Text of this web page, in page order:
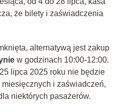
że bilety i zaświadczenia
alternatywą jest zakup
w godzinach 10:00-12:00.
lipca 2025 roku nie będzie
i zaświadczeń,
niektórych pasażerów.